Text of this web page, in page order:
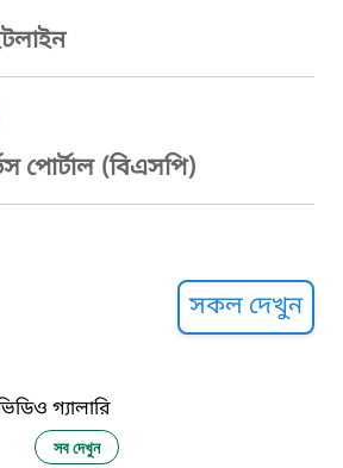
পোর্টাল (বিএসপি)
প্রতিরোধ
সকল দেখুন
গ্যালারি
সব দেখুন